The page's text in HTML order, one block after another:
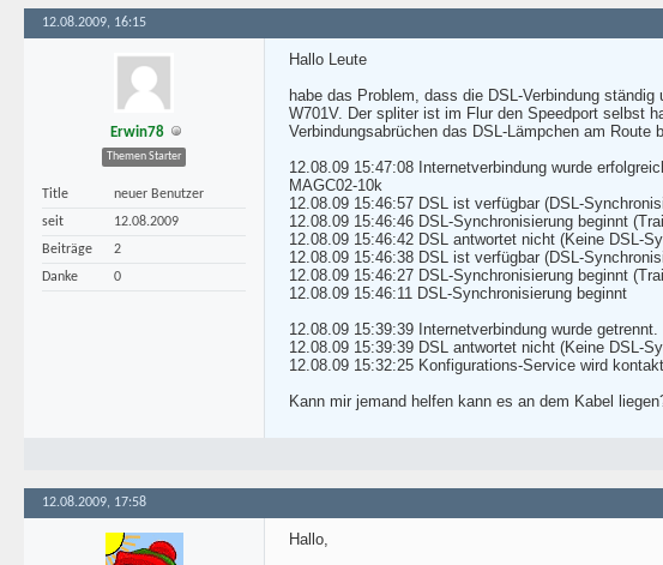
12.08.2009, 16:15
Erwin78
Themen Starter
Title
neuer Benutzer
seit
12.08.2009
Beiträge
2
Danke
0
Hallo Leute
habe das Problem, dass die DSL-Verbindung
W701V. Der spliter ist im Flur den Speedport selbst
Verbindungsabrüchen das DSL-Lämpchen am
12.08.09 15:47:08 Internetverbindung wurde
MAGC02-10k
12.08.09 15:46:57 DSL ist verfügbar (DSL-
12.08.09 15:46:46 DSL-Synchronisierung beginnt
12.08.09 15:46:42 DSL antwortet nicht (Keine DSL-
12.08.09 15:46:38 DSL ist verfügbar (DSL-
12.08.09 15:46:27 DSL-Synchronisierung beginnt
12.08.09 15:46:11 DSL-Synchronisierung beginnt
12.08.09 15:39:39 Internetverbindung wurde getrennt.
12.08.09 15:39:39 DSL antwortet nicht (Keine DSL-
12.08.09 15:32:25 Konfigurations-Service wird
Kann mir jemand helfen kann es an dem Kabel
12.08.2009, 17:58
Hallo,